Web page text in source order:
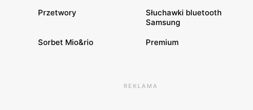
Przetwory
Słuchawki bluetooth
Samsung
Sorbet Mio&rio Premium
REKLAMA